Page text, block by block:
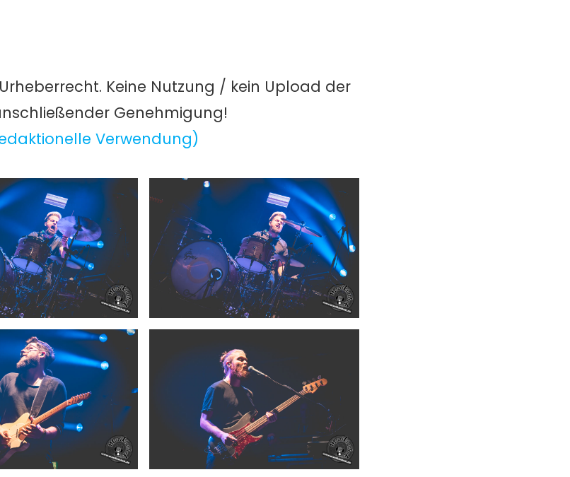
Keine Nutzung / kein Upload der
Genehmigung!
Verwendung)